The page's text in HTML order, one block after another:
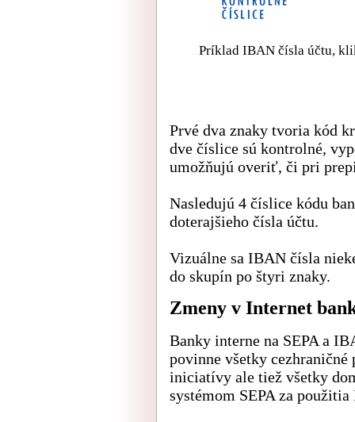
Príklad IBAN čísla účtu,
Prvé dva znaky tvoria kód
dve číslice sú kontrolné,
umožňujú overiť, či pri
Nasledujú 4 číslice kódu
doterajšieho čísla účtu.
Vizuálne sa IBAN čísla
do skupín po štyri znaky.
Zmeny v Internet
Banky interne na SEPA a
povinne všetky
iniciatívy ale tiež všetky
systémom SEPA za